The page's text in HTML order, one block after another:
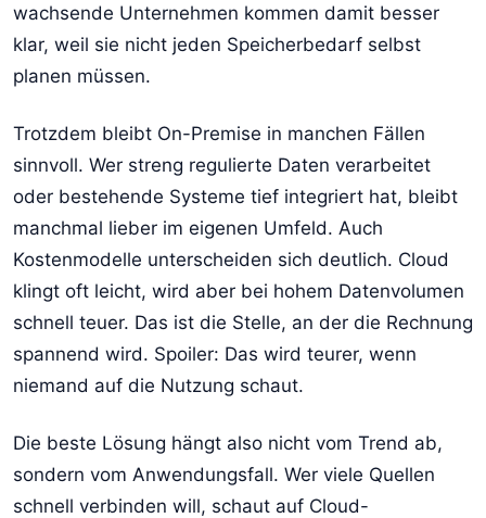
wachsende Unternehmen kommen damit besser
klar, weil sie nicht jeden Speicherbedarf selbst
planen müssen.
Trotzdem bleibt On-Premise in manchen Fällen
sinnvoll. Wer streng regulierte Daten verarbeitet
oder bestehende Systeme tief integriert hat, bleibt
manchmal lieber im eigenen Umfeld. Auch
Kostenmodelle unterscheiden sich deutlich. Cloud
klingt oft leicht, wird aber bei hohem Datenvolumen
schnell teuer. Das ist die Stelle, an der die Rechnung
spannend wird. Spoiler: Das wird teurer, wenn
niemand auf die Nutzung schaut.
Die beste Lösung hängt also nicht vom Trend ab,
sondern vom Anwendungsfall. Wer viele Quellen
schnell verbinden will, schaut auf Cloud-